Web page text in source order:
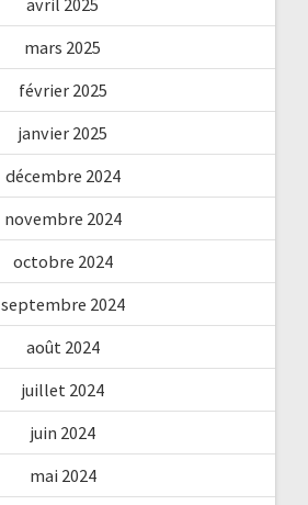
mars 2025
février 2025
janvier 2025
décembre 2024
novembre 2024
octobre 2024
septembre 2024
août 2024
juillet 2024
juin 2024
mai 2024